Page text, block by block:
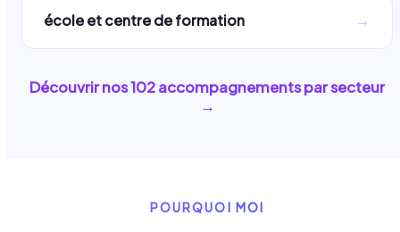
école et centre de formation →
Découvrir nos102accompagnements par secteur
→
POURQUOI MOI